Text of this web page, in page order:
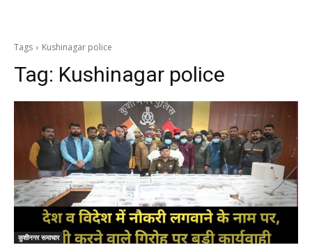
Tags Kushinagar police
Tag: Kushinagar police
कुशीनगर समाचार